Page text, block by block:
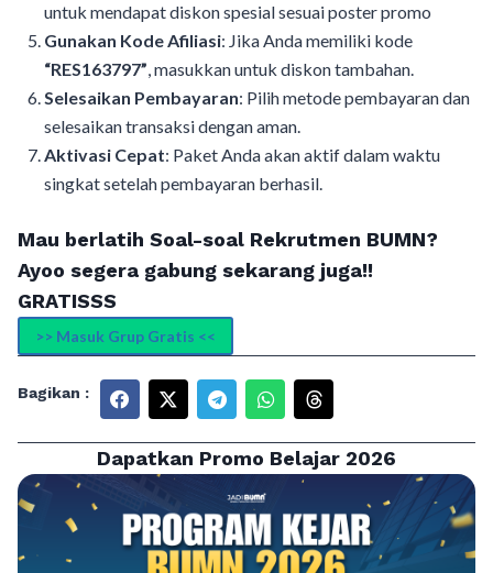
untuk mendapat diskon spesial sesuai poster promo
Gunakan Kode Afiliasi: Jika Anda memiliki kode
“RES163797”, masukkan untuk diskon tambahan.
Selesaikan Pembayaran: Pilih metode pembayaran dan
selesaikan transaksi dengan aman.
Aktivasi Cepat: Paket Anda akan aktif dalam waktu
singkat setelah pembayaran berhasil.
Mau berlatih Soal-soal Rekrutmen BUMN?
Ayoo segera gabung sekarang juga!!
GRATISSS
>> Masuk Grup Gratis <<
Bagikan :
Dapatkan Promo Belajar 2026